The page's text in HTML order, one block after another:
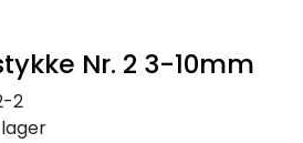
Nr. 2 3-10mm
2